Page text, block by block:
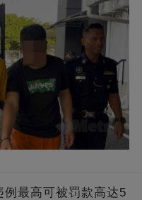
最高可被罚款高达5